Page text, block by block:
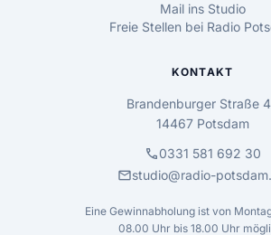
Mail ins Studio
Freie Stellen bei Radio
KONTAKT
Brandenburger Straße
14467 Potsdam
call0331 581 692 30
mailstudio@radio-
Eine Gewinnabholung ist von
08.00 Uhr bis 18.00 Uhr